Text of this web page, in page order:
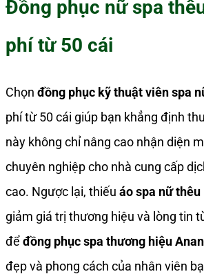
Đồng phục nữ spa
phí từ 50 cái
Chọn đồng phục kỹ thuật viên spa
phí từ 50 cái giúp bạn khẳng định
này không chỉ nâng cao nhận diện
chuyên nghiệp cho nhà cung cấp
cao. Ngược lại, thiếu áo spa nữ thêu
giảm giá trị thương hiệu và lòng tin
đểđồng phục spa thương hiệu
đẹp và phong cách của nhân viên